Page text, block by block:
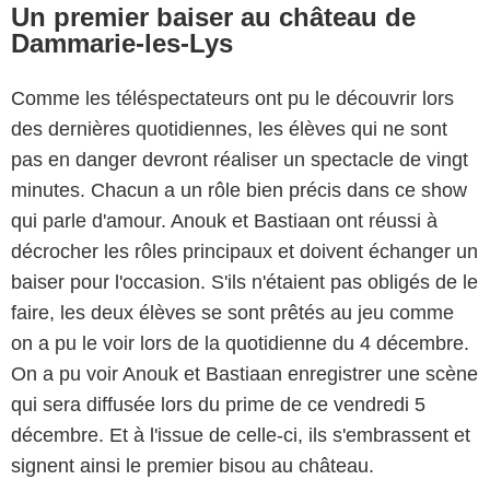
Un premier baiser au château de
Dammarie-les-Lys
Comme les téléspectateurs ont pu le découvrir lors
des dernières quotidiennes, les élèves qui ne sont
pas en danger devront réaliser un spectacle de vingt
minutes. Chacun a un rôle bien précis dans ce show
qui parle d'amour. Anouk et Bastiaan ont réussi à
décrocher les rôles principaux et doivent échanger un
baiser pour l'occasion. S'ils n'étaient pas obligés de le
faire, les deux élèves se sont prêtés au jeu comme
on a pu le voir lors de la quotidienne du 4 décembre.
On a pu voir Anouk et Bastiaan enregistrer une scène
qui sera diffusée lors du prime de ce vendredi 5
décembre. Et à l'issue de celle-ci, ils s'embrassent et
signent ainsi le premier bisou au château.
Capture d'écran Star Academy / TF1